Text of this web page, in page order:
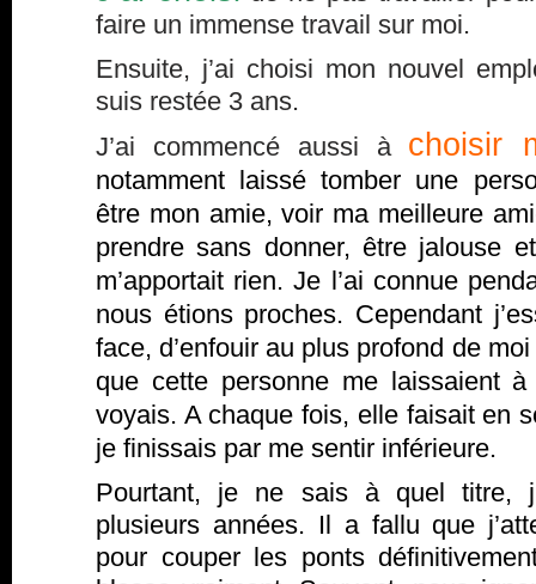
faire un immense travail sur moi.
Ensuite, j’ai choisi mon nouvel
suis restée 3 ans.
J’ai commencé aussi à choisir
notamment laissé tomber une
être mon amie, voir ma meilleure
prendre sans donner, être jalouse
m’apportait rien. Je l’ai connue
nous étions proches. Cependant
face, d’enfouir au plus profond de
que cette personne me laissaient
voyais. A chaque fois, elle faisait en
je finissais par me sentir inférieure.
Pourtant, je ne sais à quel titre,
plusieurs années. Il a fallu que
pour couper les ponts